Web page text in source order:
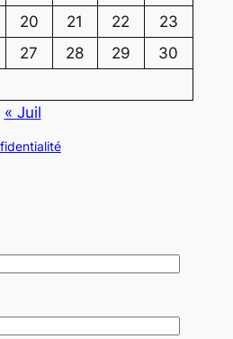
20 21 22
23
27 28 29
30
« Juil